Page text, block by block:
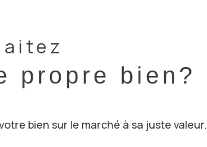
propre bien?
bien sur le marché à sa juste valeur.